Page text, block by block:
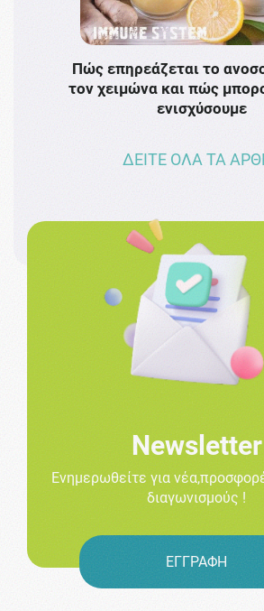
Πώς επηρεάζεται το
τον χειμώνα και πώς
ενισχύσουμε
ΔΕΙΤΕ ΟΛΑ ΤΑ
Newsletter
Ενημερωθείτε για
διαγωνισμούς !
ΕΓΓΡΑΦΗ